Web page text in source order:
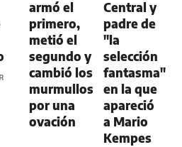
armó el
primero,
metió el
segundo y
cambió los
murmullos
por una
ovación
Central y
padre de
"la
selección
fantasma"
en la que
apareció
a Mario
Kempes